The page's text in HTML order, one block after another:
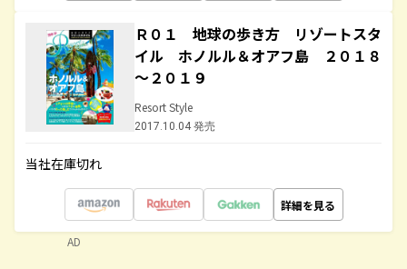
Ｒ０１ 地球の歩き方 リゾートスタ
イル ホノルル＆オアフ島 ２０１８
～２０１９
Resort Style
2017.10.04 発売
当社在庫切れ
詳細を見る
AD